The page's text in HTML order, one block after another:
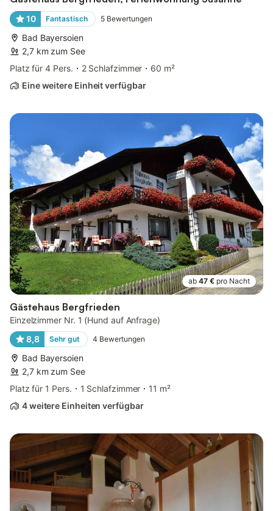
10 Fantastisch 5 Bewertungen
Bad Bayersoien
2,7 km zum See
Platz für 4 Pers.
2 Schlafzimmer
60 m²
Eine weitere Einheit verfügbar
ab 47 € pro Nacht
Gästehaus Bergfrieden
Einzelzimmer Nr. 1 (Hund auf Anfrage)
8,8
Sehr gut 4 Bewertungen
Bad Bayersoien
2,7 km zum See
Platz für 1 Pers.
1 Schlafzimmer
11 m²
4 weitere Einheiten verfügbar